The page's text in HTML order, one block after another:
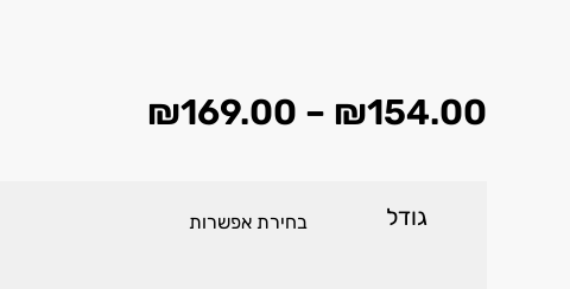
₪154.00
–
₪169.00
גודל